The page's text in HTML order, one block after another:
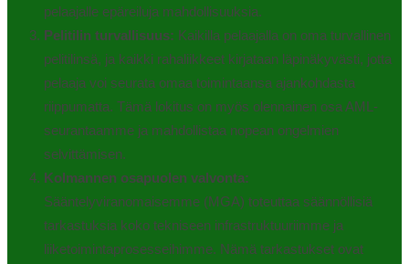
pelaajalle epäreiluja mahdollisuuksia.
Pelitilin turvallisuus: Kaikilla pelaajalla on oma turvallinen
pelitilinsä, ja kaikki rahaliikkeet kirjataan läpinäkyvästi, jotta
pelaaja voi seurata omaa toimintaansa ajankohdasta
riippumatta. Tämä lokitus on myös olennainen osa AML-
seurantaamme ja mahdollistaa nopean ongelmien
selvittämisen.
Kolmannen osapuolen valvonta:
Sääntelyviranomaisemme (MGA) toteuttaa säännöllisiä
tarkastuksia koko tekniseen infrastruktuuriimme ja
liiketoimintaprosesseihimme. Nämä tarkastukset ovat